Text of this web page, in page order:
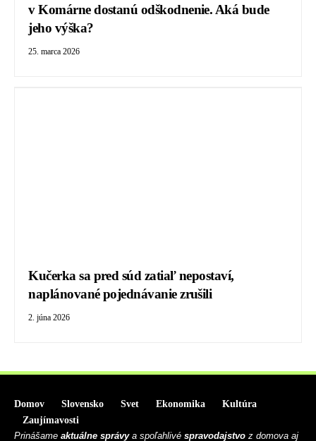
v Komárne dostanú odškodnenie. Aká bude
jeho výška?
25. marca 2026
Kučerka sa pred súd zatiaľ nepostaví,
naplánované pojednávanie zrušili
2. júna 2026
Domov Slovensko Svet Ekonomika
Kultúra
Zaujímavosti
Prinášame aktuálne správya spoľahlivé spravodajstvo z domova aj